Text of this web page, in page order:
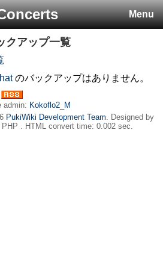
Menu
クアップ一覧
のバックアップはありません。
admin: Kokoflo2_M
PukiWiki Development Team. Designed by
PHP . HTML convert time: 0.002 sec.